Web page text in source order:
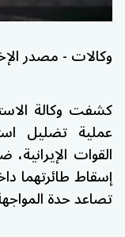
وكالات - مصدر
كشفت وكالة
عملية تضليل
القوات
إسقاط طائرتهما
تصاعد حدة